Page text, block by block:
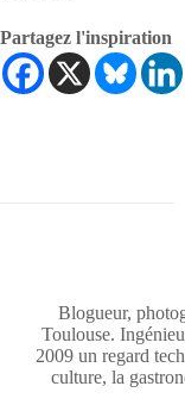
Partagez l'inspiration
Blogueur,
Toulouse.
2009 un regard
culture, la